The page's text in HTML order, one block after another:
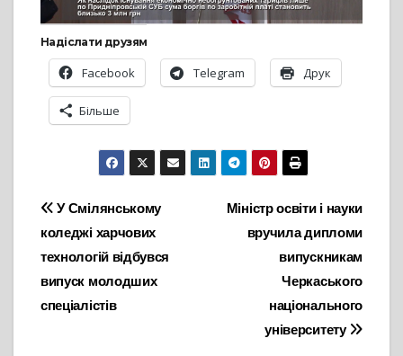
Надіслати друзям
Facebook Telegram Друк
Більше
Навігація
записів
Міністр освіти і науки
вручила дипломи
випускникам
Черкаського
національного
університету
У Смілянському
коледжі харчових
технологій відбувся
випуск молодших
спеціалістів